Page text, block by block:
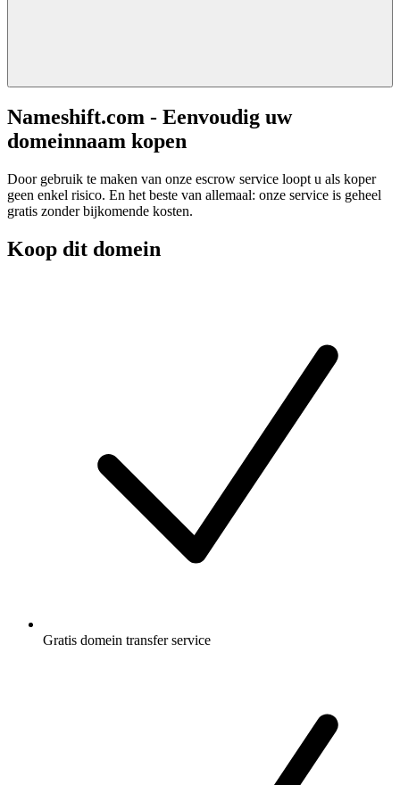
Nameshift.com - Eenvoudig uw
domeinnaam kopen
Door gebruik te maken van onze escrow service loopt u als koper
geen enkel risico. En het beste van allemaal: onze service is geheel
gratis zonder bijkomende kosten.
Koop dit domein
Gratis domein transfer service